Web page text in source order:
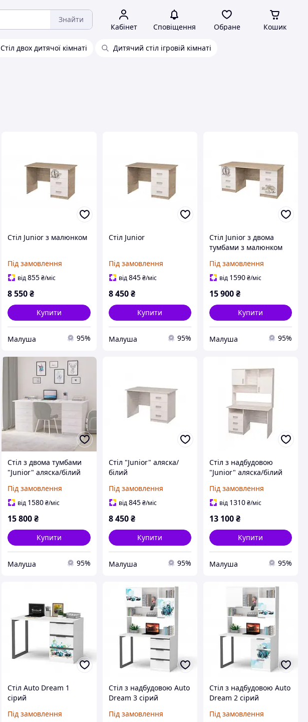
Знайти
Кабінет Сповіщення Обране Кошик
Стіл двох дитячої кімнаті Дитячий стіл ігровій кімнаті
Стіл Junior з малюнком
Під замовлення
від855₴/міс
8 550₴
Купити
Малуша 95%
Стіл Junior
Під замовлення
від845 ₴/міс
8 450 ₴
Купити
Малуша 95%
Стіл Junior з двома
тумбами з малюнком
Під замовлення
від 1590₴/міс
15 900₴
Купити
Малуша 95%
Стіл з двома тумбами
"Junior" аляска/білий
Під замовлення
від 1580₴/міс
15 800₴
Купити
Малуша 95%
Стіл "Junior" аляска/
білий
Під замовлення
від845 ₴/міс
8 450 ₴
Купити
Малуша 95%
Стіл з надбудовою
"Junior" аляска/білий
Під замовлення
від 1310₴/міс
13 100₴
Купити
Малуша 95%
Стіл Auto Dream 1
сірий
Під замовлення
Стіл з надбудовою Auto
Dream 3 сірий
Під замовлення
Стіл з надбудовою Auto
Dream 2 сірий
Під замовлення